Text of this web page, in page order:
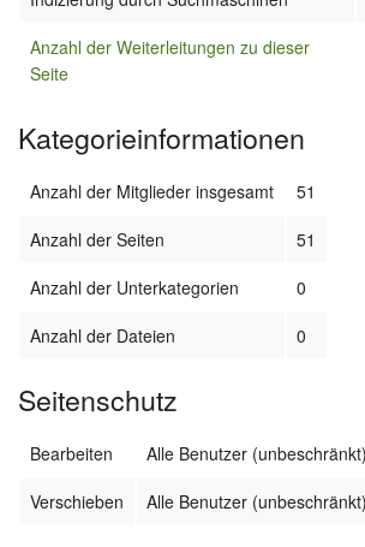
Anzahl der Weiterleitungen zu dieser
Seite
Kategorieinformationen
Anzahl der Mitglieder insgesamt
51
Anzahl der Seiten
51
Anzahl der Unterkategorien
0
Anzahl der Dateien
0
Seitenschutz
Bearbeiten
Alle Benutzer (unbeschränkt)
Verschieben
Alle Benutzer (unbeschränkt)